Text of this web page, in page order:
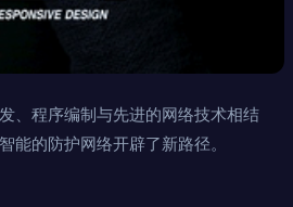
、程序编制与先进的网络技术相结
的防护网络开辟了新路径。